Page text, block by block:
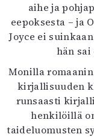
aihe ja
eepoksesta – ja
Joyce ei
hän sai
Monilla
kirjallisuuden
runsaasti
henkilöillä
taideluomusten